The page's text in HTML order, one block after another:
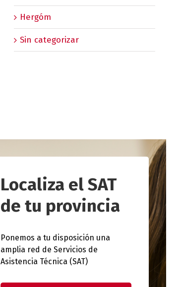
Hergóm
Sin categorizar
Localiza el SAT
de tu provincia
Ponemos a tu disposición una
amplia red de Servicios de
Asistencia Técnica (SAT)